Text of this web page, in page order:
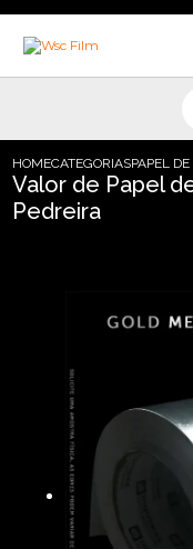
HOMECATEGORIASPAPEL
Valor de Papel
Pedreira